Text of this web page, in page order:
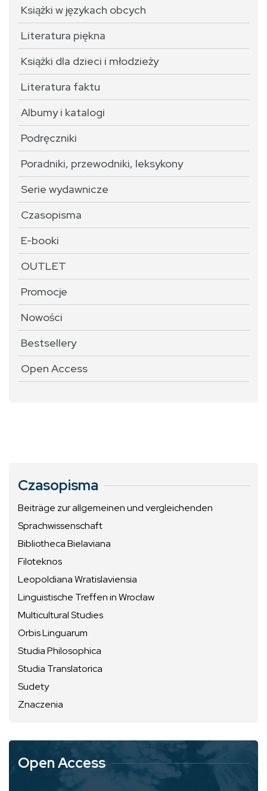
Książki w językach obcych
Literatura piękna
Książki dla dzieci i młodzieży
Literatura faktu
Albumy i katalogi
Podręczniki
Poradniki, przewodniki, leksykony
Serie wydawnicze
Czasopisma
E-booki
OUTLET
Promocje
Nowości
Bestsellery
Open Access
Czasopisma
Beiträge zur allgemeinen und vergleichenden
Sprachwissenschaft
Bibliotheca Bielaviana
Filoteknos
Leopoldiana Wratislaviensia
Linguistische Treffen in Wrocław
Multicultural Studies
Orbis Linguarum
Studia Philosophica
Studia Translatorica
Sudety
Znaczenia
Open Access